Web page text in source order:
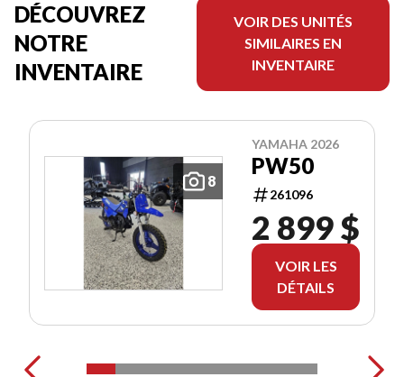
DÉCOUVREZ
NOTRE
INVENTAIRE
VOIR DES UNITÉS
SIMILAIRES EN
INVENTAIRE
8
YAMAHA 2026
PW50
261096
2 899 $
VOIR LES
DÉTAILS